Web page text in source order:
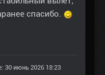
спасибо.
30 июнь 2026 18:23